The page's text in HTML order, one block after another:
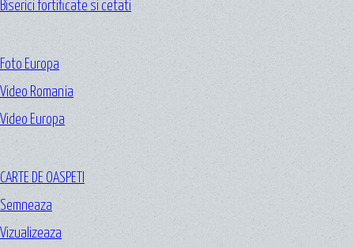
Biserici fortificate si cetati
Foto Europa
Video Romania
Video Europa
CARTE DE OASPETI
Semneaza
Vizualizeaza